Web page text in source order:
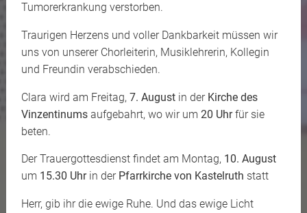
Tumorerkrankung verstorben.
Traurigen Herzens und voller Dankbarkeit müssen wir
uns von unserer Chorleiterin, Musiklehrerin, Kollegin
und Freundin verabschieden.
Clara wird am Freitag, 7. Augustin der Kirche des
Vinzentinumsaufgebahrt, wo wir um 20 Uhrfür sie
beten.
Der Trauergottesdienst findet am Montag, 10. August
um 15.30 Uhrin der Pfarrkirche von Kastelruth statt
Herr, gib ihr die ewige Ruhe. Und das ewige Licht